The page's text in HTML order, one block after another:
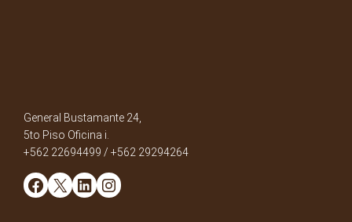
General Bustamante 24,
5to Piso Oficina i.
+562 22694499 / +562 29294264